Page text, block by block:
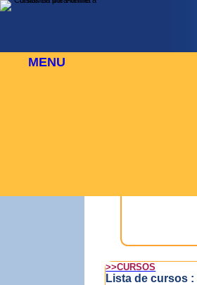
MENU
>>CURSOS
Lista de cursos :